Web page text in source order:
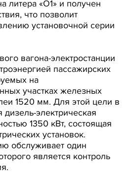
литера «О1» и получен
что позволит
установочной серии
вагона-электростанции
пассажирских
на
участках железных
1520 мм. Для этой цели в
дизель-электрическая
1350 кВт, состоящая
установок.
обслуживает один
является контроль